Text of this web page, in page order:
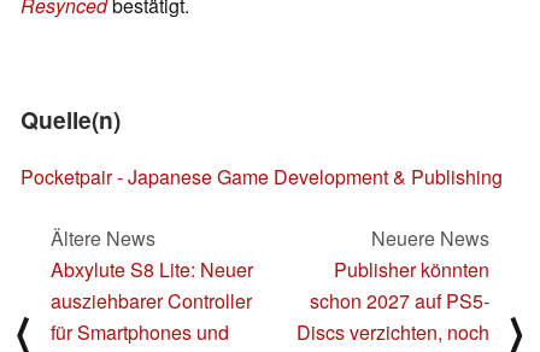
Resyncedbestätigt.
Quelle(n)
Pocketpair - Japanese Game Development & Publishing
⟨
Ältere News
Abxylute S8 Lite: Neuer
ausziehbarer Controller
für Smartphones und
Neuere News
Publisher könnten
schon 2027 auf PS5-
Discs verzichten, noch
⟩